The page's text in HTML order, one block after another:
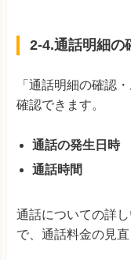
2-4.通話明細の
「通話明細の確認
確認できます。
通話の発生日時
通話時間
通話についての詳
で、通話料金の見